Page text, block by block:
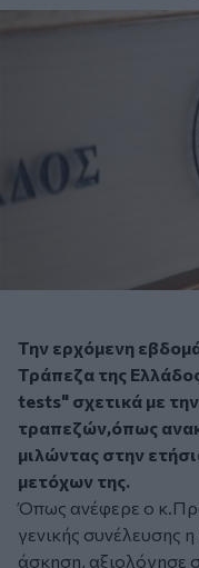
Την ερχόμενη
Τράπεζα της
tests" σχετικά με
τραπεζών,όπως
μιλώντας στην
μετόχων της.
Όπως ανέφερε ο
γενικής συνέλευσης
άσκηση, αξιολόγησε